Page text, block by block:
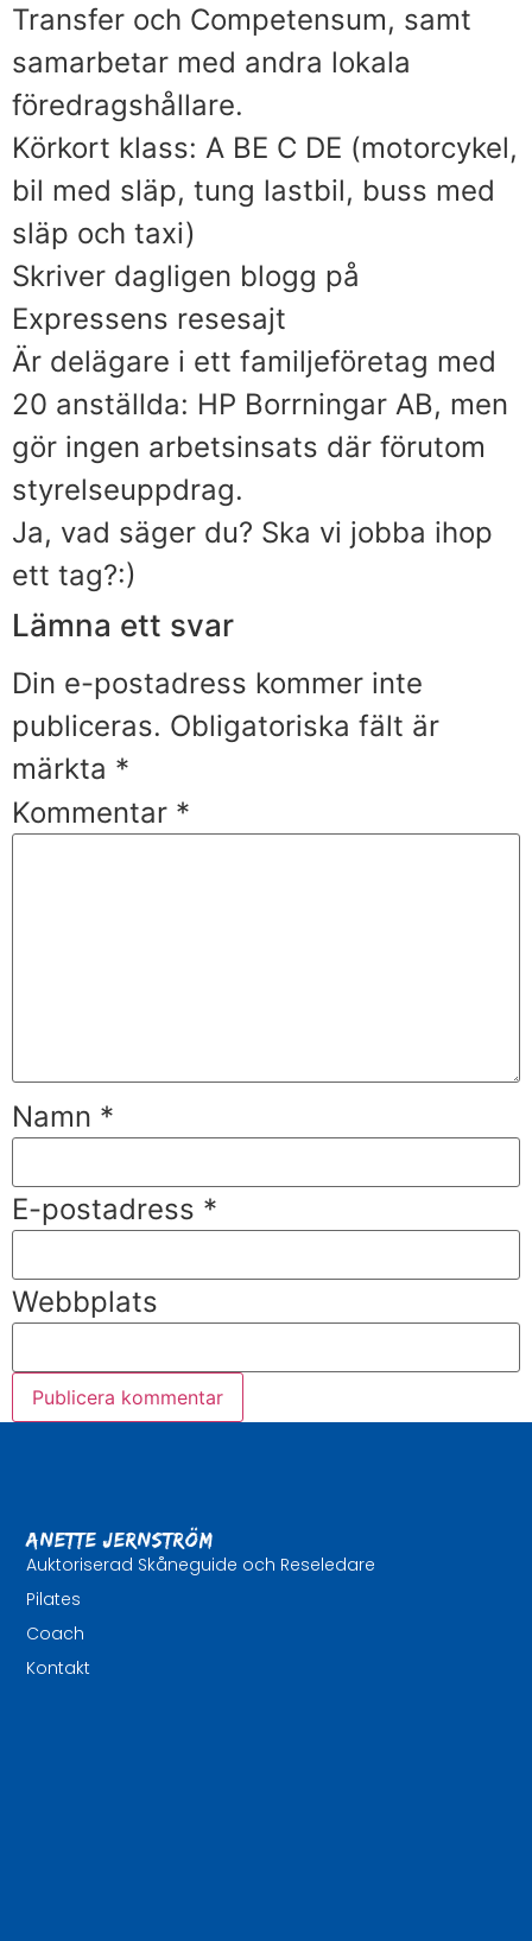
Transfer och Competensum, samt
samarbetar med andra lokala
föredragshållare.
Körkort klass: A BE C DE (motorcykel,
bil med släp, tung lastbil, buss med
släp och taxi)
Skriver dagligen blogg på
Expressens resesajt
Är delägare i ett familjeföretag med
20 anställda: HP Borrningar AB, men
gör ingen arbetsinsats där förutom
styrelseuppdrag.
Ja, vad säger du? Ska vi jobba ihop
ett tag?:)
Lämna ett svar
Din e-postadress kommer inte
publiceras. Obligatoriska fält är
märkta *
Kommentar *
Namn *
E-postadress *
Webbplats
Anette Jernström
Auktoriserad Skåneguide och Reseledare
Pilates
Coach
Kontakt